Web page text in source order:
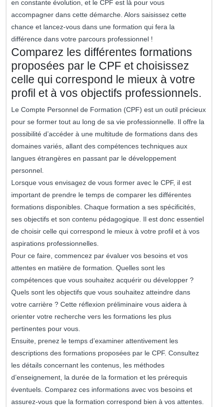
en constante évolution, et le CPF est là pour vous
accompagner dans cette démarche. Alors saisissez cette
chance et lancez-vous dans une formation qui fera la
différence dans votre parcours professionnel !
Comparez les différentes formations
proposées par le CPF et choisissez
celle qui correspond le mieux à votre
profil et à vos objectifs professionnels.
Le Compte Personnel de Formation (CPF) est un outil précieux
pour se former tout au long de sa vie professionnelle. Il offre la
possibilité d’accéder à une multitude de formations dans des
domaines variés, allant des compétences techniques aux
langues étrangères en passant par le développement
personnel.
Lorsque vous envisagez de vous former avec le CPF, il est
important de prendre le temps de comparer les différentes
formations disponibles. Chaque formation a ses spécificités,
ses objectifs et son contenu pédagogique. Il est donc essentiel
de choisir celle qui correspond le mieux à votre profil et à vos
aspirations professionnelles.
Pour ce faire, commencez par évaluer vos besoins et vos
attentes en matière de formation. Quelles sont les
compétences que vous souhaitez acquérir ou développer ?
Quels sont les objectifs que vous souhaitez atteindre dans
votre carrière ? Cette réflexion préliminaire vous aidera à
orienter votre recherche vers les formations les plus
pertinentes pour vous.
Ensuite, prenez le temps d’examiner attentivement les
descriptions des formations proposées par le CPF. Consultez
les détails concernant les contenus, les méthodes
d’enseignement, la durée de la formation et les prérequis
éventuels. Comparez ces informations avec vos besoins et
assurez-vous que la formation correspond bien à vos attentes.